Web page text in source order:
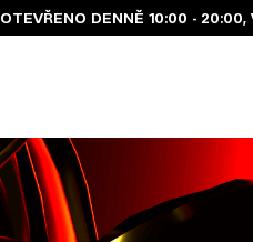
OTEVŘENO DENNĚ 10:00 -